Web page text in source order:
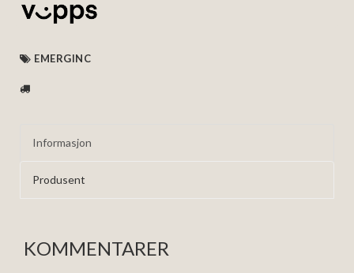
EMERGINC
Informasjon
Produsent
KOMMENTARER